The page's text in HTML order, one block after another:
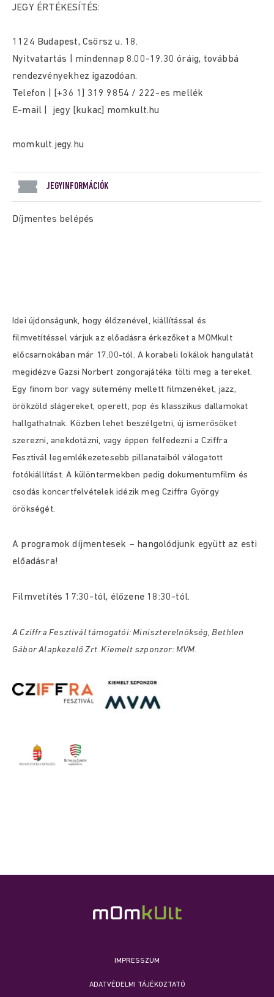
JEGY ÉRTÉKESÍTÉS:
1124 Budapest, Csörsz u. 18.
Nyitvatartás | mindennap 8.00-19.30 óráig, továbbá
rendezvényekhez igazodóan.
Telefon | [+36 1] 319 9854 / 222-es mellék
E-mail | jegy [kukac] momkult.hu
momkult.jegy.hu
JEGYINFORMÁCIÓK
Díjmentes belépés
Idei újdonságunk, hogy élőzenével, kiállítással és
filmvetítéssel várjuk az előadásra érkezőket a MOMkult
előcsarnokában már 17.00-tól. A korabeli lokálok hangulatát
megidézve Gazsi Norbert zongorajátéka tölti meg a tereket.
Egy finom bor vagy sütemény mellett filmzenéket, jazz,
örökzöld slágereket, operett, pop és klasszikus dallamokat
hallgathatnak. Közben lehet beszélgetni, új ismerősöket
szerezni, anekdotázni, vagy éppen felfedezni a Cziffra
Fesztivál legemlékezetesebb pillanataiból válogatott
fotókiállítást. A különtermekben pedig dokumentumfilm és
csodás koncertfelvételek idézik meg Cziffra György
örökségét.
A programok díjmentesek – hangolódjunk együtt az esti
előadásra!
Filmvetítés 17:30-tól, élőzene 18:30-tól.
A Cziffra Fesztivál támogatói: Miniszterelnökség, Bethlen
Gábor Alapkezelő Zrt.Kiemelt szponzor: MVM.
IMPRESSZUM
ADATVÉDELMI TÁJÉKOZTATÓ